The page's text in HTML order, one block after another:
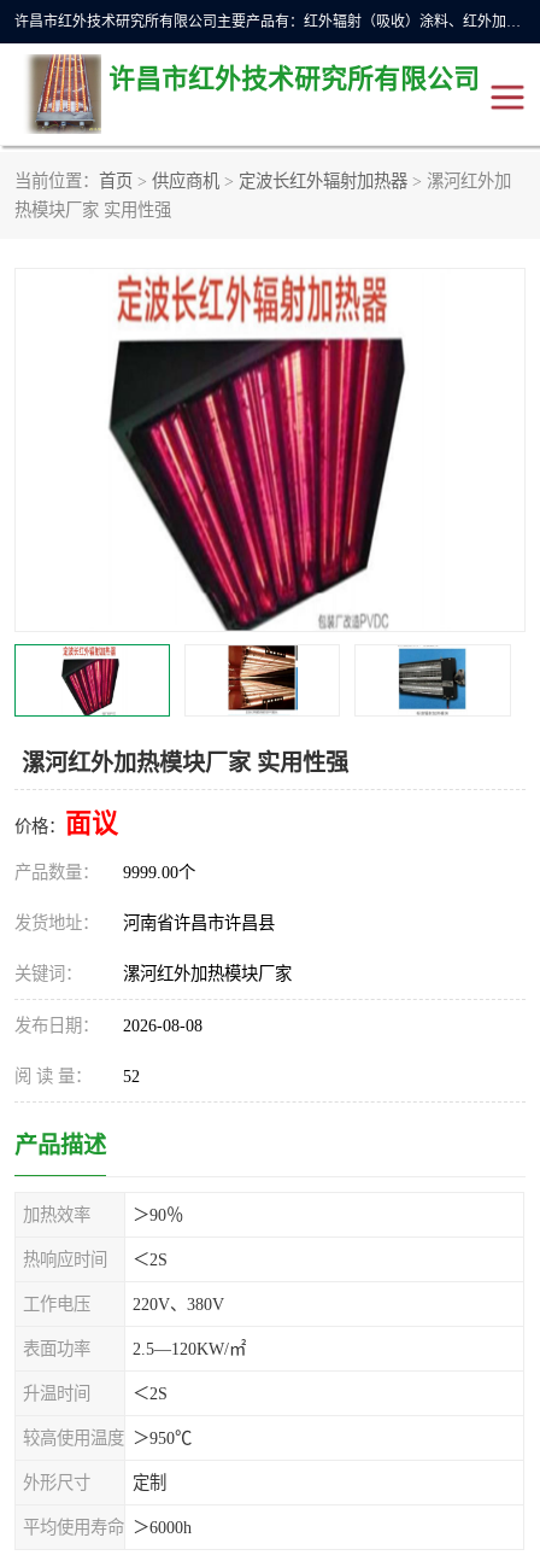
许昌市红外技术研究所有限公司主要产品有：红外辐射（吸收）涂料、红外加热元件、红外辐射加热模块（板）、红外辐射加热炉（箱）、快速红外辐射加热器、系列高端红外加热实验设备、系列红外加热控制器等。
许昌市红外技术研究所有限公司
当前位置： 首页 > 供应商机 > 定波长红外辐射加热器 > 漯河红外加
热模块厂家 实用性强
漯河红外加热模块厂家 实用性强
价格： 面议
产品数量： 9999.00个
发货地址： 河南省许昌市许昌县
关键词： 漯河红外加热模块厂家
发布日期： 2026-08-08
阅 读 量： 52
产品描述
加热效率 ＞90％
热响应时间 ＜2S
工作电压 220V、380V
表面功率 2.5—120KW/㎡
升温时间 ＜2S
较高使用温度 ＞950℃
外形尺寸 定制
平均使用寿命 ＞6000h
红外加热设备
红外辐射涂料 红外辐射加热器
红外辐射加热模块 定制红外加热实验设备
红外加热元件 红外辐射吸收涂料
高端红外加热实验设备 电工电气
红外加热控制器
热环境试验设备
定波长红外辐射加热器
快速红外辐射聚焦炉